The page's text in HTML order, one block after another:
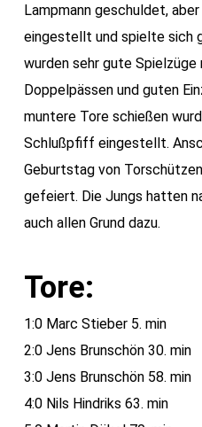
Lampmann geschuldet,
eingestellt und spielte sich
wurden sehr gute
Doppelpässen und guten
muntere Tore schießen
Schlußpfiff eingestellt.
Geburtstag von
gefeiert. Die Jungs hatten
auch allen Grund dazu.
Tore:
1:0 Marc Stieber 5. min
2:0 Jens Brunschön 30. min
3:0 Jens Brunschön 58. min
4:0 Nils Hindriks 63. min